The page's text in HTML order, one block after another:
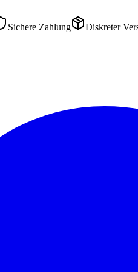
Sichere Zahlung Diskreter